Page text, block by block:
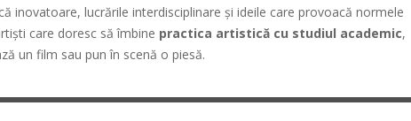
inovatoare, lucrările interdisciplinare și ideile care provoacă normele
care doresc să îmbine practica artistică cu studiul academic,
un film sau pun în scenă o piesă.